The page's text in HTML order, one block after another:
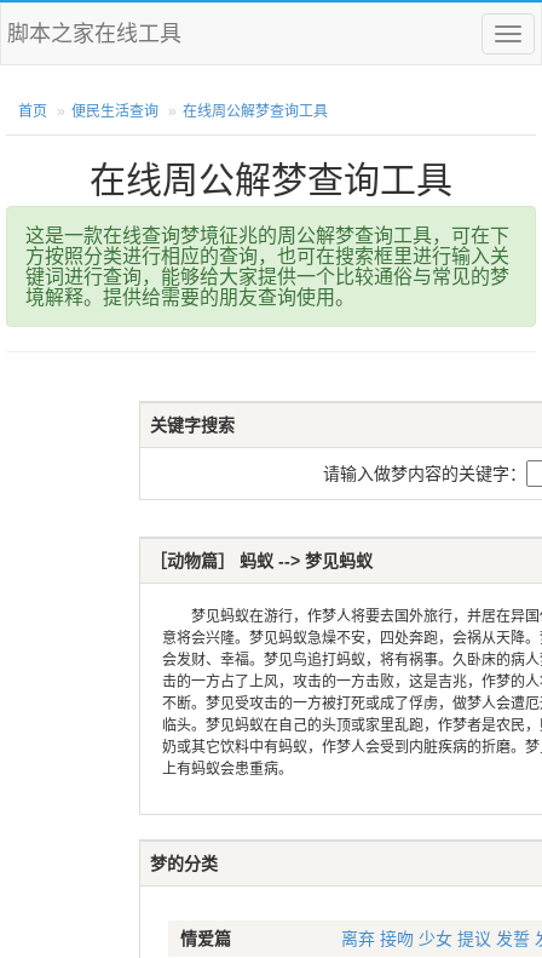
菜
单
脚本之家在线工具
首页 便民生活查询 在线周公解梦查询工具
在线周公解梦查询工具
这是一款在线查询梦境征兆的周公解梦查询工具，可在下
方按照分类进行相应的查询，也可在搜索框里进行输入关
键词进行查询，能够给大家提供一个比较通俗与常见的梦
境解释。提供给需要的朋友查询使用。
关键字搜索
请输入做梦内容的关键字：
［动物篇］ 蚂蚁 --> 梦见蚂蚁
梦见蚂蚁在游行，作梦人将要去国外旅行，并居在异国
意将会兴隆。梦见蚂蚁急燥不安，四处奔跑，会祸从天降
会发财、幸福。梦见鸟追打蚂蚁，将有祸事。久卧床的病
击的一方占了上风，攻击的一方击败，这是吉兆，作梦的
不断。梦见受攻击的一方被打死或成了俘虏，做梦人会遭
临头。梦见蚂蚁在自己的头顶或家里乱跑，作梦者是农民
奶或其它饮料中有蚂蚁，作梦人会受到内脏疾病的折磨。
上有蚂蚁会患重病。
梦的分类
情爱篇 离弃 接吻 少女 提议 发誓